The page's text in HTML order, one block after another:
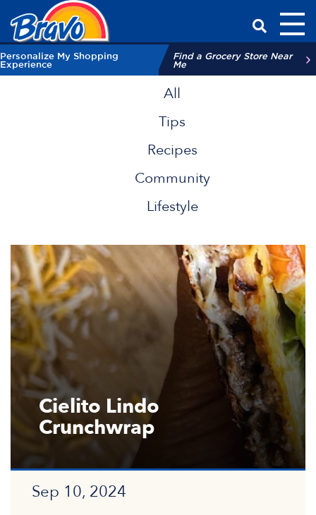
Have a
Personalize My Shopping
Experience
Find a Grocery Store Near
Me
All
Tips
Recipes
Community
Lifestyle
Cielito Lindo
Crunchwrap
Sep 10, 2024